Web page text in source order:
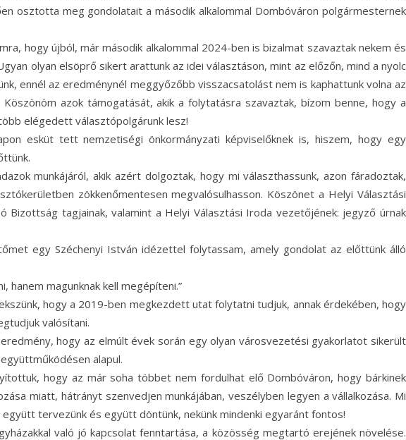
osztotta meg gondolatait a második alkalommal Dombóváron polgármesternek
hogy újból, már második alkalommal 2024-ben is bizalmat szavaztak nekem és
olyan elsöprő sikert arattunk az idei választáson, mint az előzőn, mind a nyolc
ennél az eredménynél meggyőzőbb visszacsatolást nem is kaphattunk volna az
azok támogatását, akik a folytatásra szavaztak, bízom benne, hogy a
elégedett választópolgárunk lesz!
esküt tett nemzetiségi önkormányzati képviselőknek is, hiszem, hogy egy
munkájáról, akik azért dolgoztak, hogy mi választhassunk, azon fáradoztak,
zökkenőmentesen megvalósulhasson. Köszönet a Helyi Választási
Bizottság tagjainak, valamint a Helyi Választási Iroda vezetőjének: jegyző úrnak
egy Széchenyi István idézettel folytassam, amely gondolat az előttünk álló
hanem magunknak kell megépíteni.”
hogy a 2019-ben megkezdett utat folytatni tudjuk, annak érdekében, hogy
valósítani.
hogy az elmúlt évek során egy olyan városvezetési gyakorlatot sikerült
alapul.
hogy az már soha többet nem fordulhat elő Dombóváron, hogy bárkinek
miatt, hátrányt szenvedjen munkájában, veszélyben legyen a vállalkozása. Mi
tervezünk és együtt döntünk, nekünk mindenki egyaránt fontos!
való jó kapcsolat fenntartása, a közösség megtartó erejének növelése.